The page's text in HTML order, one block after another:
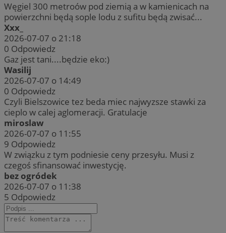
Węgiel 300 metroów pod ziemią a w kamienicach na
powierzchni będą sople lodu z sufitu będą zwisać...
Xxx_
2026-07-07 o 21:18
0 Odpowiedz
Gaz jest tani....będzie eko:)
Wasilij
2026-07-07 o 14:49
0 Odpowiedz
Czyli Bielszowice tez beda miec najwyzsze stawki za
cieplo w calej aglomeracji. Gratulacje
miroslaw
2026-07-07 o 11:55
9 Odpowiedz
W związku z tym podniesie ceny przesyłu. Musi z
czegoś sfinansować inwestycję.
bez ogródek
2026-07-07 o 11:38
5 Odpowiedz